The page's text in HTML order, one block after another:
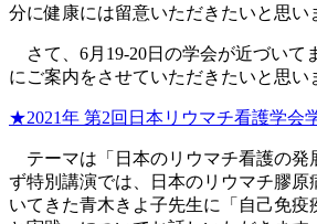
分に健康には留意いただきたいと思い
さて、 6月 19-20日の学会が近づいて
にご案内をさせていただきたいと思い
★2021年 第2回日本リウマチ看護学会
テーマは「日本のリウマチ看護の発
ず特別講演では、日本のリウマチ膠原
いてきた青木きよ子先生に「自己免疫